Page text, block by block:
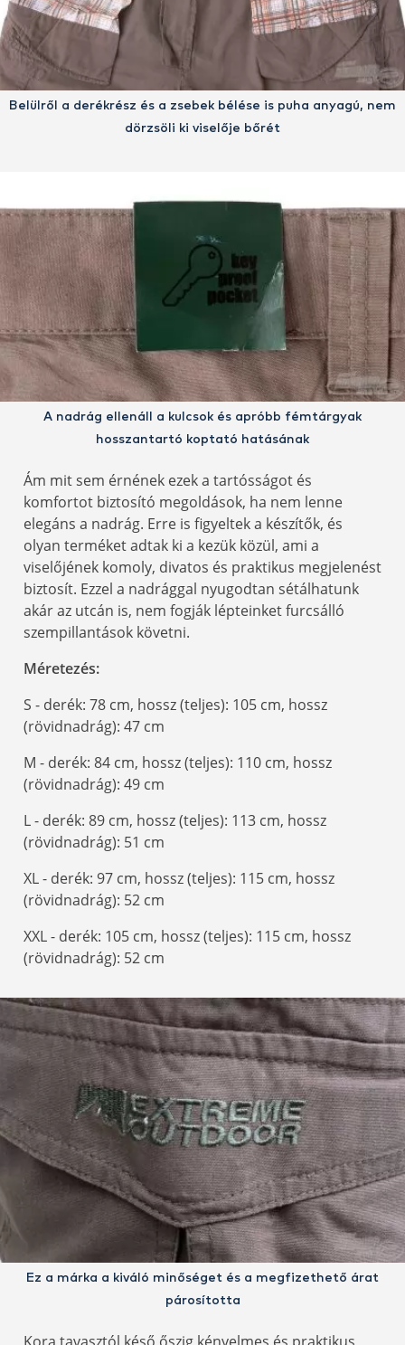
Belülről a derékrész és a zsebek bélése is puha anyagú, nem
dörzsöli ki viselője bőrét
A nadrág ellenáll a kulcsok és apróbb fémtárgyak
hosszantartó koptató hatásának
Ám mit sem érnének ezek a tartósságot és
komfortot biztosító megoldások, ha nem lenne
elegáns a nadrág. Erre is figyeltek a készítők, és
olyan terméket adtak ki a kezük közül, ami a
viselőjének komoly, divatos és praktikus megjelenést
biztosít. Ezzel a nadrággal nyugodtan sétálhatunk
akár az utcán is, nem fogják lépteinket furcsálló
szempillantások követni.
Méretezés:
S - derék: 78 cm, hossz (teljes): 105 cm, hossz
(rövidnadrág): 47 cm
M - derék: 84 cm, hossz (teljes): 110 cm, hossz
(rövidnadrág): 49 cm
L - derék: 89 cm, hossz (teljes): 113 cm, hossz
(rövidnadrág): 51 cm
XL - derék: 97 cm, hossz (teljes): 115 cm, hossz
(rövidnadrág): 52 cm
XXL - derék: 105 cm, hossz (teljes): 115 cm, hossz
(rövidnadrág): 52 cm
Ez a márka a kiváló minőséget és a megfizethető árat
párosította